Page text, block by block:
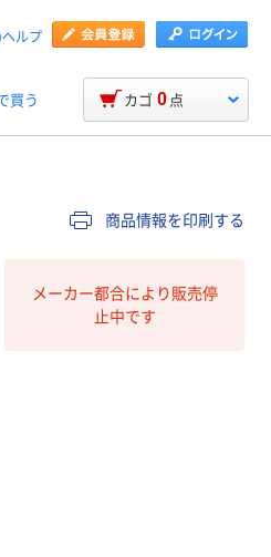
ヘルプ
買う カゴ 0 点
商品情報を印刷する
メーカー都合により販売停
止中です